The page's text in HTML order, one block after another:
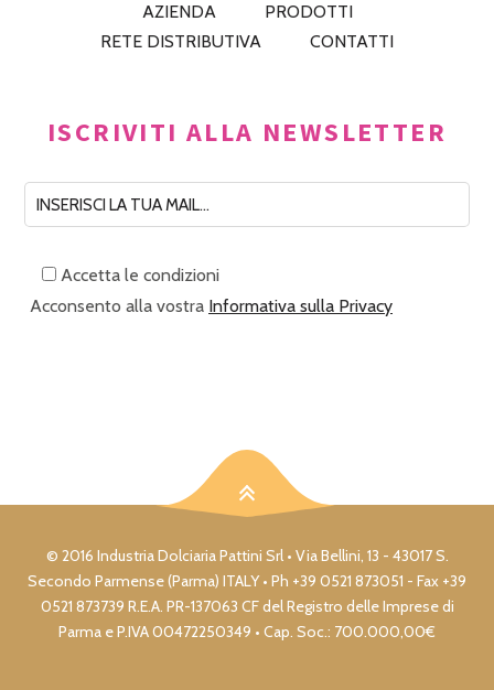
AZIENDA
PRODOTTI
RETE DISTRIBUTIVA
CONTATTI
ISCRIVITI ALLA NEWSLETTER
Accetta le condizioni
Acconsento alla vostra Informativa sulla Privacy
© 2016 Industria Dolciaria Pattini Srl • Via Bellini, 13 - 43017 S.
Secondo Parmense (Parma) ITALY • Ph +39 0521 873051 - Fax +39
0521 873739 R.E.A. PR-137063 CF del Registro delle Imprese di
Parma e P.IVA 00472250349 • Cap. Soc.: 700.000,00€